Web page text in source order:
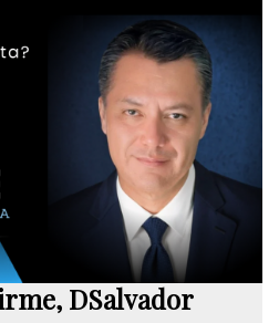
DSalvador